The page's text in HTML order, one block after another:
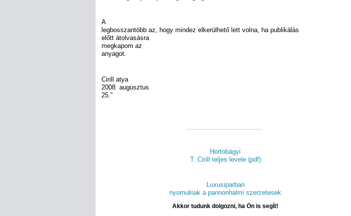
A
legbosszantóbb az, hogy mindez elkerülhető lett volna, ha publikálás
előtt átolvasásra
megkapom az
anyagot.
Cirill atya
2008. augusztus
25.”
Hortobágyi
T. Cirill teljes levele (pdf)
Luxusiparban
nyomulnak a pannonhalmi szerzetesek
Akkor tudunk dolgozni, ha Ön is segít!